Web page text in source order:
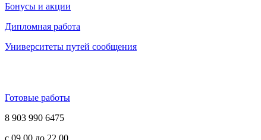
Бонусы и акции
Дипломная работа
Университеты путей сообщения
Готовые работы
8 903 990 6475
с 09.00 до 22.00